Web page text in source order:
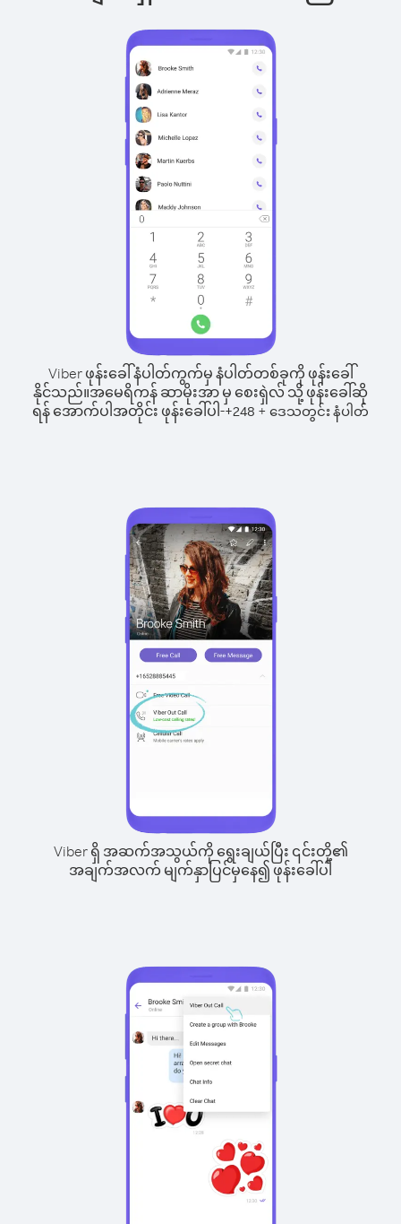
Viber ဖုန်းခေါ်နံပါတ်ကွက်မှ နံပါတ်တစ်ခုကို ဖုန်းခေါ်
နိုင်သည်။အမေရိကန် ဆာမိုးအာ မှ စေးရှဲလ် သို့ ဖုန်းခေါ်ဆို
ရန် အောက်ပါအတိုင်း ဖုန်းခေါ်ပါ-+248 + ဒေသတွင်း နံပါတ်
Viber ရှိ အဆက်အသွယ်ကို ရွေးချယ်ပြီး ၎င်းတို့၏
အချက်အလက် မျက်နှာပြင်မှနေ၍ ဖုန်းခေါ်ပါ